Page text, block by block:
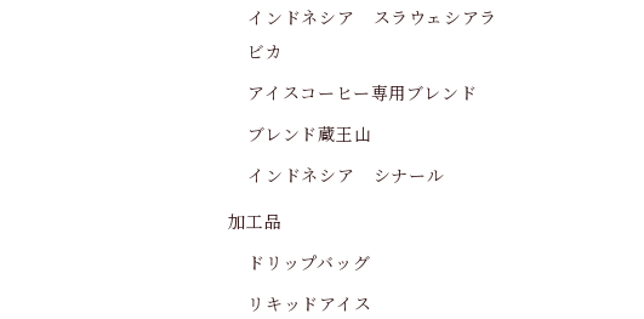
インドネシア スラウェシアラ
ビカ
アイスコーヒー専用ブレンド
ブレンド蔵王山
インドネシア シナール
加工品
ドリップバッグ
リキッドアイス